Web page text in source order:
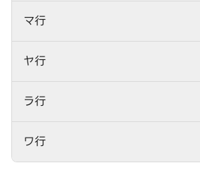
マ行
ヤ行
ラ行
ワ行